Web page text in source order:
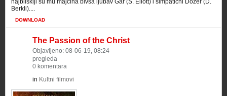
najbliskiji su mu majčina bivša ljubav Gar (S. Eliott) i simpatični Dozer (D.
Berkli)....
DOWNLOAD
The Passion of the Christ
Objavljeno: 08-06-19, 08:24
pregleda
0 komentara
in Kultni filmovi